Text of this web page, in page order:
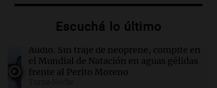
México impulsa la explotación de gas no
sobre agua salada
22:40 Deportes
Claudio "Chiqui" Tapia busca ser presidente
de la AFA hasta el Mundial 2030
Escuchá lo último
Audio. Sin traje de neoprene, compite en
el Mundial de Natación en aguas gélidas
frente al Perito Moreno